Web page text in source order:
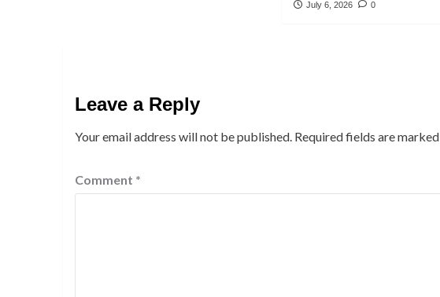
July 6, 2026
0
Leave a Reply
Your email address will not be published. Required fields are marked
Comment *